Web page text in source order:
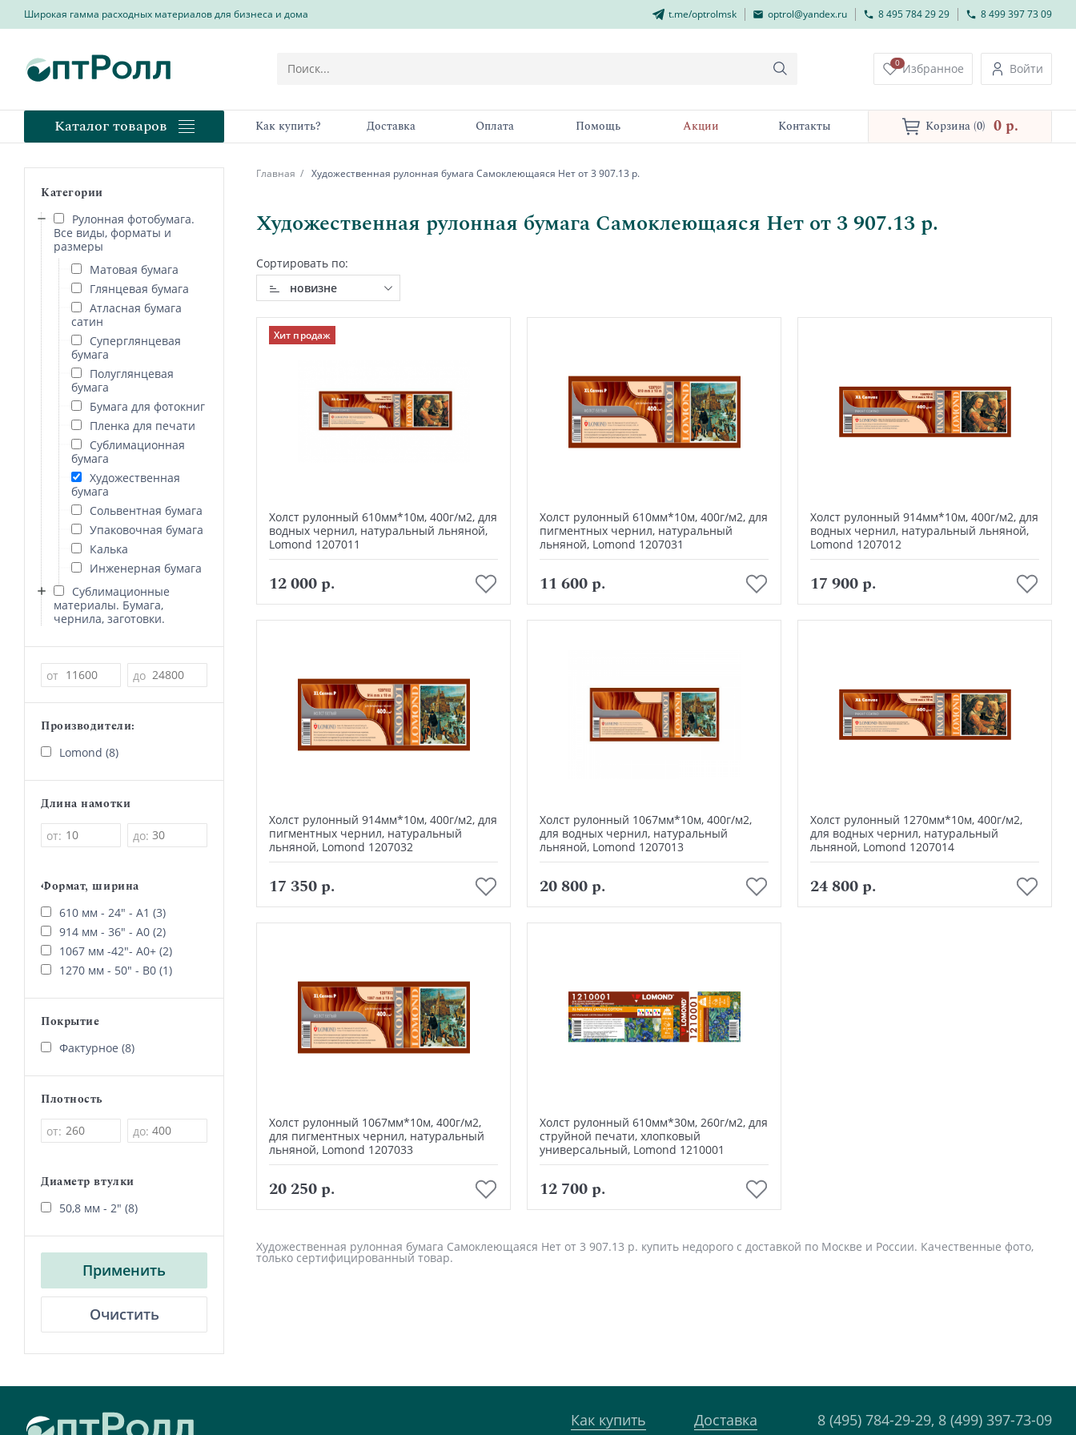
Широкая гамма расходных материалов для бизнеса и дома t.me/optrolmsk optrol@yandex.ru 8 495 784 29 29 8 499 397 73 09
0 Избранное Войти
Каталог товаров Как купить? Доставка Оплата Помощь Акции Контакты Корзина (0) 0 p.
Категории
Рулонная фотобумага.
Все виды, форматы и
размеры
Матовая бумага
Глянцевая бумага
Атласная бумага
сатин
Суперглянцевая
бумага
Полуглянцевая
бумага
Бумага для фотокниг
Пленка для печати
Сублимационная
бумага
Художественная
бумага
Сольвентная бумага
Упаковочная бумага
Калька
Инженерная бумага
Сублимационные
материалы. Бумага,
чернила, заготовки.
Цена
от до
Производители:
Lomond (8)
Длина намотки
от: до:
Формат, ширина
610 мм - 24" - А1 (3)
914 мм - 36" - А0 (2)
1067 мм -42"- А0+ (2)
1270 мм - 50" - В0 (1)
Покрытие
Фактурное (8)
Плотность
от: до:
Диаметр втулки
50,8 мм - 2" (8)
Применить
Очистить
Главная Художественная рулонная бумага Самоклеющаяся Нет от 3 907.13 р.
Художественная рулонная бумага Самоклеющаяся Нет от 3 907.13 р.
Сортировать по:
новизне
Хит продаж
Холст рулонный 610мм*10м, 400г/м2, для
водных чернил, натуральный льняной,
Lomond 1207011
12 000 р.
Холст рулонный 610мм*10м, 400г/м2, для
пигментных чернил, натуральный
льняной, Lomond 1207031
11 600 р.
Холст рулонный 914мм*10м, 400г/м2, для
водных чернил, натуральный льняной,
Lomond 1207012
17 900 р.
Холст рулонный 914мм*10м, 400г/м2, для
пигментных чернил, натуральный
льняной, Lomond 1207032
17 350 р.
Холст рулонный 1067мм*10м, 400г/м2,
для водных чернил, натуральный
льняной, Lomond 1207013
20 800 р.
Холст рулонный 1270мм*10м, 400г/м2,
для водных чернил, натуральный
льняной, Lomond 1207014
24 800 р.
Холст рулонный 1067мм*10м, 400г/м2,
для пигментных чернил, натуральный
льняной, Lomond 1207033
20 250 р.
Холст рулонный 610мм*30м, 260г/м2, для
струйной печати, хлопковый
универсальный, Lomond 1210001
12 700 р.
Художественная рулонная бумага Самоклеющаяся Нет от 3 907.13 р. купить недорого с доставкой по Москве и России. Качественные фото,
только сертифицированный товар.
Как купить Доставка 8 (495) 784-29-29, 8 (499) 397-73-09